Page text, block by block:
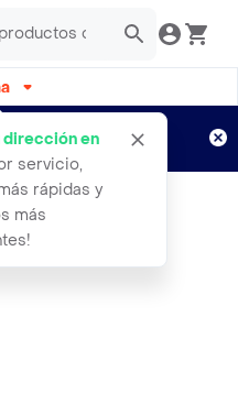
dirección en
servicio,
rápidas y
más
Aplican TyC